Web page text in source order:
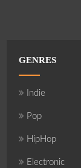
GENRES
Indie
Pop
HipHop
Electronic